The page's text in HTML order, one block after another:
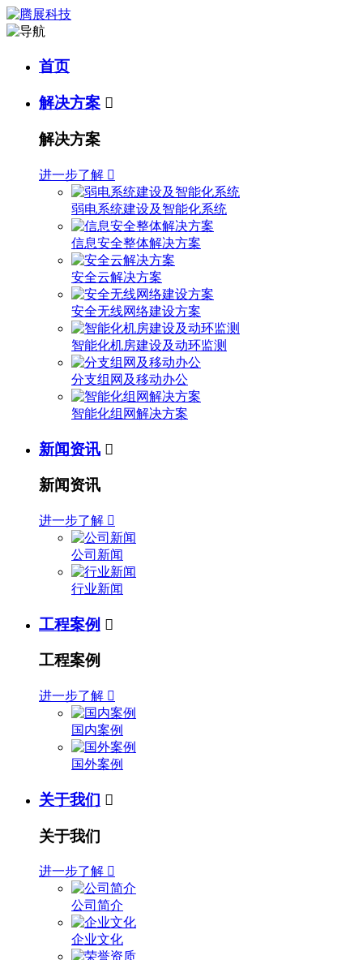
首页
解决方案 
解决方案
进一步了解 
弱电系统建设及智能化系统
信息安全整体解决方案
安全云解决方案
安全无线网络建设方案
智能化机房建设及动环监测
分支组网及移动办公
智能化组网解决方案
新闻资讯 
新闻资讯
进一步了解 
公司新闻
行业新闻
工程案例 
工程案例
进一步了解 
国内案例
国外案例
关于我们 
关于我们
进一步了解 
公司简介
企业文化